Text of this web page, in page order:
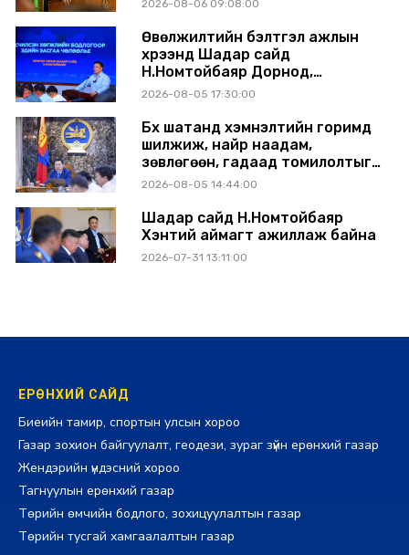
2026-08-06 09:08:00
Өвөлжилтийн бэлтгэл ажлын
хүрээнд Шадар сайд
Н.Номтойбаяр Дорнод,
Сүхбаатар аймагт ажиллав
2026-08-05 17:30:00
Бүх шатанд хэмнэлтийн горимд
шилжиж, найр наадам,
зөвлөгөөн, гадаад томилолтыг
хориглолоо
2026-08-05 14:44:00
Шадар сайд Н.Номтойбаяр
Хэнтий аймагт ажиллаж байна
2026-07-31 13:11:00
ЕРӨНХИЙ САЙД
Биеийн тамир, спортын улсын хороо
Газар зохион байгуулалт, геодези, зураг зүйн ерөнхий газар
Жендэрийн үндэсний хороо
Тагнуулын ерөнхий газар
Төрийн өмчийн бодлого, зохицуулалтын газар
Төрийн тусгай хамгаалалтын газар